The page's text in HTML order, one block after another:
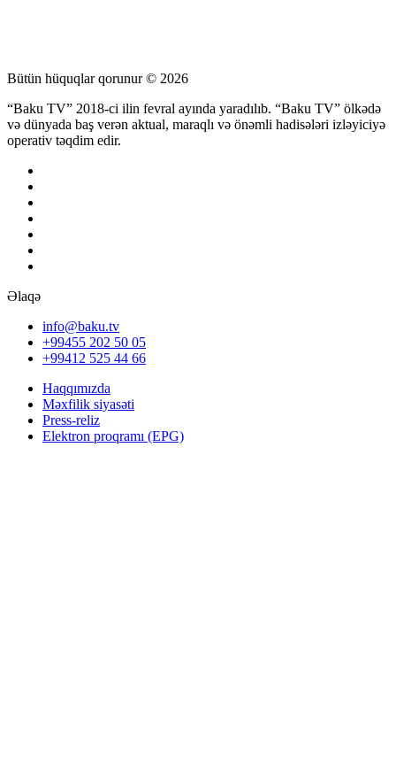
Bütün hüquqlar qorunur © 2026
“Baku TV” 2018-ci ilin fevral ayında yaradılıb. “Baku TV” ölkədə
və dünyada baş verən aktual, maraqlı və önəmli hadisələri izləyiciyə
operativ təqdim edir.
Əlaqə
info@baku.tv
+99455 202 50 05
+99412 525 44 66
Haqqımızda
Məxfilik siyasəti
Press-reliz
Elektron proqramı (EPG)